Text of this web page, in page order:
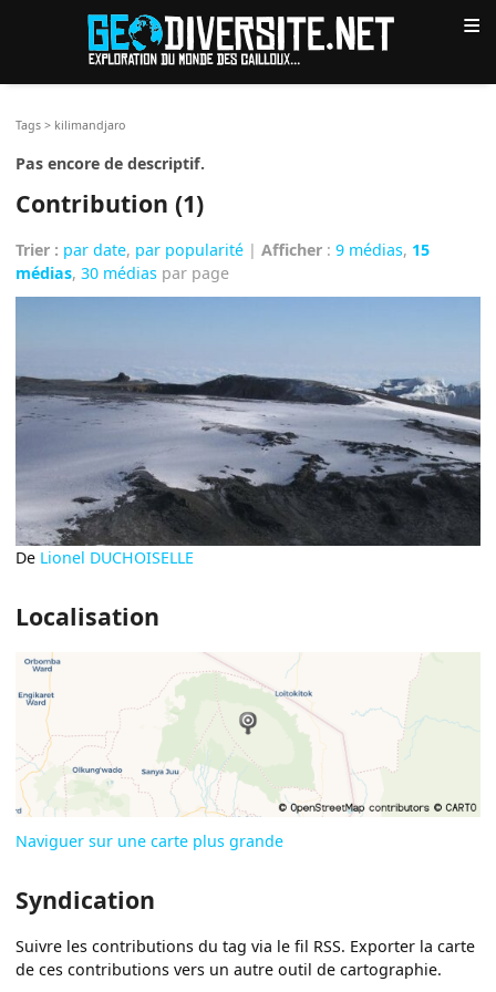
≡
Tags > kilimandjaro
Pas encore de descriptif.
Contribution (1)
Trier : par date, par popularité |Afficher :9 médias, 15
médias,30 médias par page
De Lionel DUCHOISELLE
Localisation
Naviguer sur une carte plus grande
Syndication
Suivre les contributions du tag via le fil RSS. Exporter la carte
de ces contributions vers un autre outil de cartographie.